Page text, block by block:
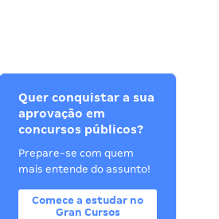
Quer conquistar a sua
aprovação em
concursos públicos?
Prepare-se com quem
mais entende do assunto!
Comece a estudar no
Gran Cursos